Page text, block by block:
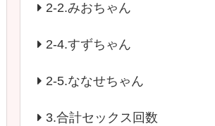
2-2.みおちゃん
2-4.すずちゃん
2-5.ななせちゃん
3.合計セックス回数